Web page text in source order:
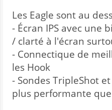
Les Eagle sont au
- Écran IPS avec une
/ clarté à l'écran
- Connectique de
les Hook
- Sondes TripleShot
plus performante